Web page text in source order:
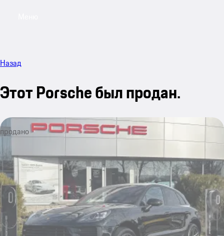
Назад
Этот Porsche был продан.
продано